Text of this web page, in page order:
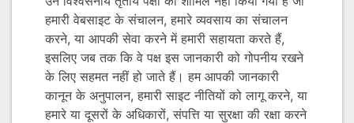
हमारी वेबसाइट के संचालन, हमारे व्यवसाय का संचालन
करने, या आपकी सेवा करने में हमारी सहायता करते हैं,
इसलिए जब तक कि वे पक्ष इस जानकारी को गोपनीय रखने
के लिए सहमत नहीं हो जाते हैं। हम आपकी जानकारी
कानून के अनुपालन, हमारी साइट नीतियों को लागू करने, या
हमारे या दूसरों के अधिकारों, संपत्ति या सुरक्षा की रक्षा करने